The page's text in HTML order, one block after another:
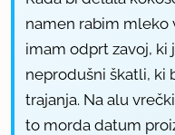
namen rabim mleko
imam odprt zavoj, ki
neprodušni škatli, ki
trajanja. Na alu
to morda datum